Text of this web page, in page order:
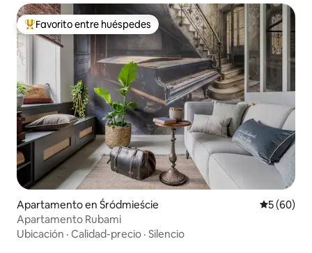
Favorito entre huéspedes preferido
Favorito entre huéspedes
Apartamento en Śródmieście
5 (60)
Apartamento Rubami
Ubicación · Calidad-precio · Silencio